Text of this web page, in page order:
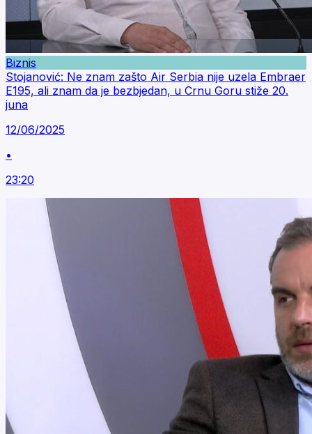
Biznis
Stojanović: Ne znam zašto Air Serbia nije uzela Embraer
E195, ali znam da je bezbjedan, u Crnu Goru stiže 20.
juna
12/06/2025
•
23:20